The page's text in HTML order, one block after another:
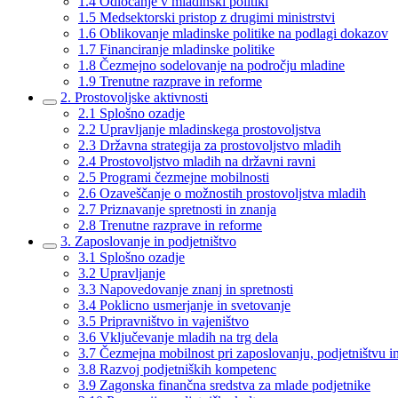
1.5 Medsektorski pristop z drugimi ministrstvi
1.6 Oblikovanje mladinske politike na podlagi dokazov
1.7 Financiranje mladinske politike
1.8 Čezmejno sodelovanje na področju mladine
1.9 Trenutne razprave in reforme
2. Prostovoljske aktivnosti
2.1 Splošno ozadje
2.2 Upravljanje mladinskega prostovoljstva
2.3 Državna strategija za prostovoljstvo mladih
2.4 Prostovoljstvo mladih na državni ravni
2.5 Programi čezmejne mobilnosti
2.6 Ozaveščanje o možnostih prostovoljstva mladih
2.7 Priznavanje spretnosti in znanja
2.8 Trenutne razprave in reforme
3. Zaposlovanje in podjetništvo
3.1 Splošno ozadje
3.2 Upravljanje
3.3 Napovedovanje znanj in spretnosti
3.4 Poklicno usmerjanje in svetovanje
3.5 Pripravništvo in vajeništvo
3.6 Vključevanje mladih na trg dela
3.7 Čezmejna mobilnost pri zaposlovanju, podjetništvu
3.8 Razvoj podjetniških kompetenc
3.9 Zagonska finančna sredstva za mlade podjetnike